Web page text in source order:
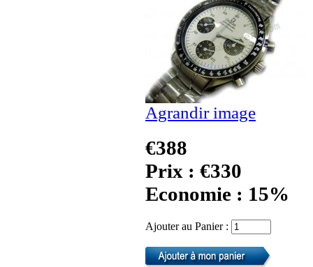
Agrandir image
€388
Prix : €330
Economie : 15%
Ajouter au Panier :